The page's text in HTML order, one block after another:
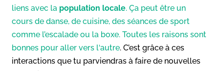
liens avec la population locale. Ça peut être un
cours de danse, de cuisine, des séances de sport
comme l’escalade ou la boxe. Toutes les raisons sont
bonnes pour aller vers l‘autre. C’est grâce à ces
interactions que tu parviendras à faire de nouvelles